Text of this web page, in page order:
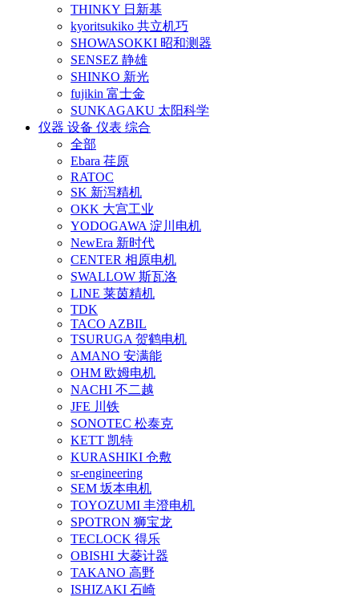
THINKY 日新基
kyoritsukiko 共立机巧
SHOWASOKKI 昭和测器
SENSEZ 静雄
SHINKO 新光
fujikin 富士金
SUNKAGAKU 太阳科学
仪器 设备 仪表 综合
全部
Ebara 荏原
RATOC
SK 新泻精机
OKK 大宫工业
YODOGAWA 淀川电机
NewEra 新时代
CENTER 相原电机
SWALLOW 斯瓦洛
LINE 莱茵精机
TDK
TACO AZBIL
TSURUGA 贺鹤电机
AMANO 安满能
OHM 欧姆电机
NACHI 不二越
JFE 川铁
SONOTEC 松泰克
KETT 凯特
KURASHIKI 仓敷
sr-engineering
SEM 坂本电机
TOYOZUMI 丰澄电机
SPOTRON 狮宝龙
TECLOCK 得乐
OBISHI 大菱计器
TAKANO 高野
ISHIZAKI 石崎